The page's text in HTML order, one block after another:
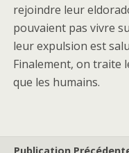
rejoindre leur
pouvaient pas vivre
leur expulsion est
Finalement, on traite
que les humains.